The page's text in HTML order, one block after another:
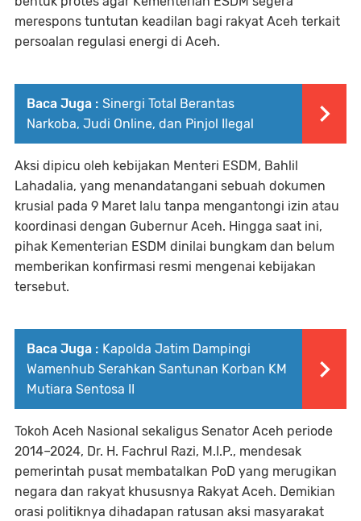
merespons tuntutan keadilan bagi rakyat Aceh terkait
persoalan regulasi energi di Aceh.
Baca Juga : Sinergi Total Berantas
Narkoba, Judi Online, dan Pinjol Ilegal
Aksi dipicu oleh kebijakan Menteri ESDM, Bahlil
Lahadalia, yang menandatangani sebuah dokumen
krusial pada 9 Maret lalu tanpa mengantongi izin atau
koordinasi dengan Gubernur Aceh. Hingga saat ini,
pihak Kementerian ESDM dinilai bungkam dan belum
memberikan konfirmasi resmi mengenai kebijakan
tersebut.
Baca Juga : Kapolda Jatim Dampingi
Wamenhub Serahkan Santunan Korban KM
Mutiara Sentosa II
Tokoh Aceh Nasional sekaligus Senator Aceh periode
2014–2024, Dr. H. Fachrul Razi, M.I.P., mendesak
pemerintah pusat membatalkan PoD yang merugikan
negara dan rakyat khususnya Rakyat Aceh. Demikian
orasi politiknya dihadapan ratusan aksi masyarakat